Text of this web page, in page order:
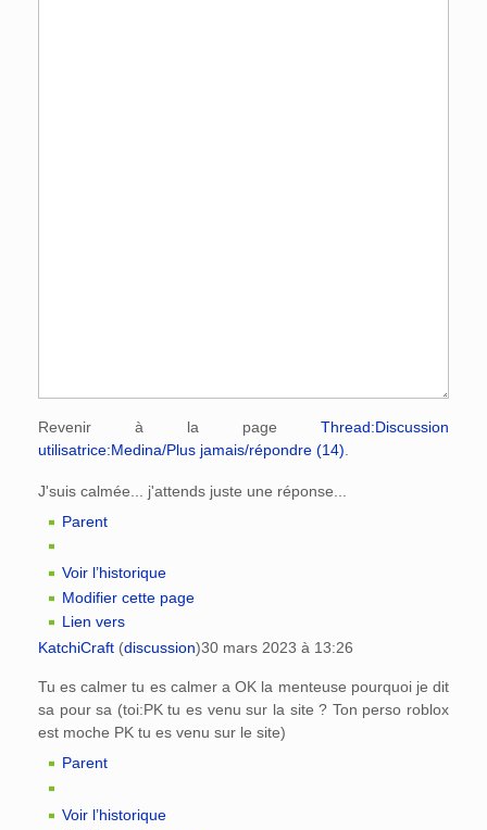
Revenir à la page Thread:Discussion
utilisatrice:Medina/Plus jamais/répondre (14)
J'suis calmée... j'attends juste une réponse...
Parent
Voir l’historique
Modifier cette page
Lien vers
KatchiCraft (discussion)30 mars 2023 à 13:26
Tu es calmer tu es calmer a OK la menteuse pourquoi je dit
sa pour sa (toi:PK tu es venu sur la site ? Ton perso roblox
est moche PK tu es venu sur le site)
Parent
Voir l’historique